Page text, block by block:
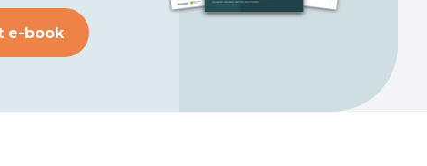
e-book